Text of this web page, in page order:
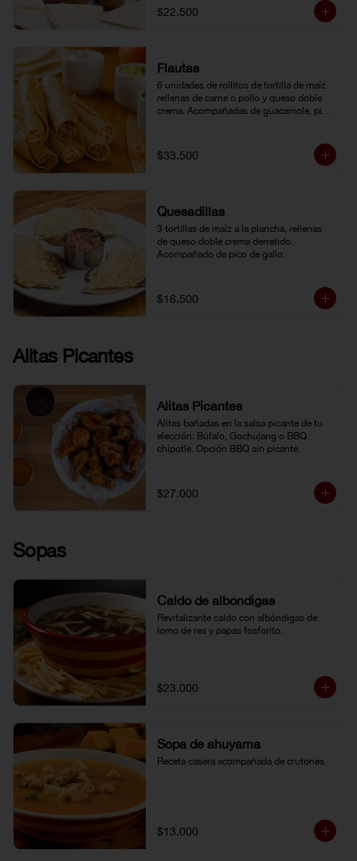
$22.500
Flautas
6 unidades de rollitos de tortilla de maíz
rellenas de carne o pollo y queso doble
crema. Acompañadas de guacamole, pico
$33.500
Quesadillas
3 tortillas de maíz a la plancha, rellenas
de queso doble crema derretido.
Acompañado de pico de gallo.
$16.500
Alitas Picantes
Alitas Picantes
Alitas bañadas en la salsa picante de tu
elección: Búfalo, Gochujang o BBQ
chipotle. Opción BBQ sin picante.
$27.000
Sopas
Caldo de albóndigas
Revitalizante caldo con albóndigas de
lomo de res y papas fosforito.
$23.000
Sopa de ahuyama
Receta casera acompañada de crutones.
$13.000